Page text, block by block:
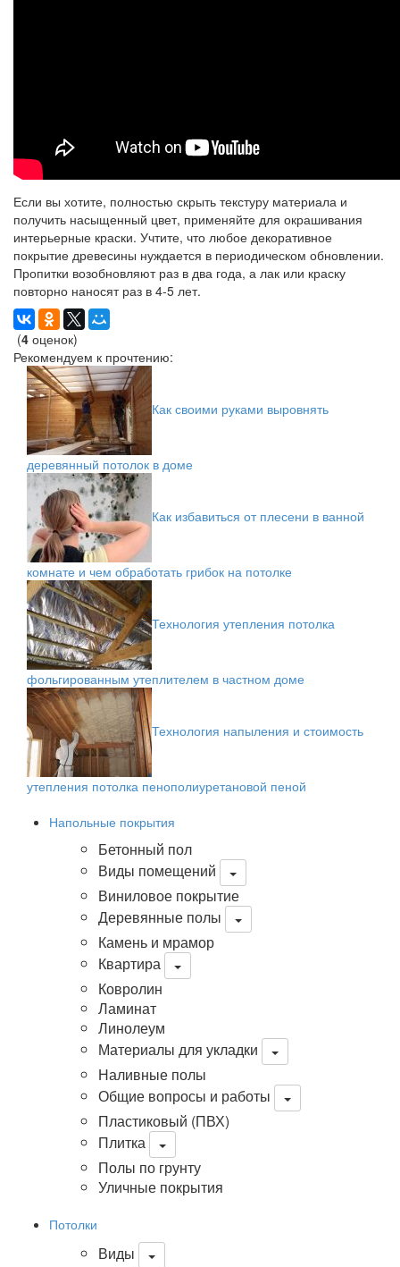
Если вы хотите, полностью скрыть текстуру материала и
получить насыщенный цвет, применяйте для окрашивания
интерьерные краски. Учтите, что любое декоративное
покрытие древесины нуждается в периодическом обновлении.
Пропитки возобновляют раз в два года, а лак или краску
повторно наносят раз в 4-5 лет.
(4 оценок)
Рекомендуем к прочтению:
Как своими руками выровнять
деревянный потолок в доме
Как избавиться от плесени в ванной
комнате и чем обработать грибок на потолке
Технология утепления потолка
фольгированным утеплителем в частном доме
Технология напыления и стоимость
утепления потолка пенополиуретановой пеной
Напольные покрытия
Бетонный пол
Виды помещений
Виниловое покрытие
Деревянные полы
Камень и мрамор
Квартира
Ковролин
Ламинат
Линолеум
Материалы для укладки
Наливные полы
Общие вопросы и работы
Пластиковый (ПВХ)
Плитка
Полы по грунту
Уличные покрытия
Потолки
Виды